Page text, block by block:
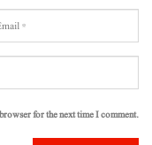
for the next time I comment.